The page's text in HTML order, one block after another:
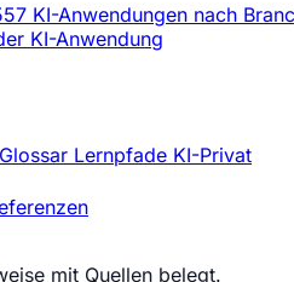
KI-Anwendungen nach
KI-Anwendung
Glossar Lernpfade KI-Privat
mit Quellen belegt.